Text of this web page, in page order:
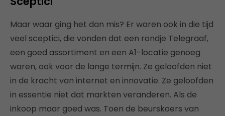
Maar waar ging het dan mis? Er waren ook in die tijd
veel sceptici, die vonden dat een rondje Telegraaf,
een goed assortiment en een A1-locatie genoeg
waren, ook voor de lange termijn. Ze geloofden niet
in de kracht van internet en innovatie. Ze geloofden
in essentie niet dat markten veranderen. Als de
inkoop maar goed was. Toen de beurskoers van